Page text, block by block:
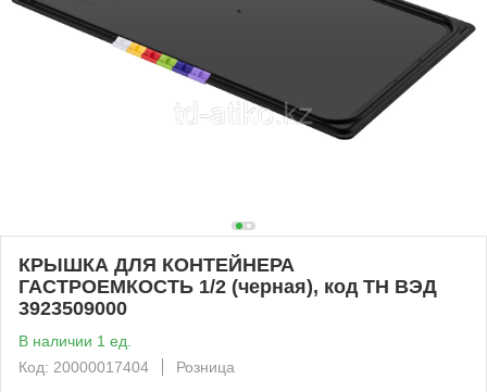
КРЫШКА ДЛЯ КОНТЕЙНЕРА
ГАСТРОЕМКОСТЬ 1/2 (черная), код ТН ВЭД
3923509000
В наличии 1 ед.
Код: 20000017404
Розница